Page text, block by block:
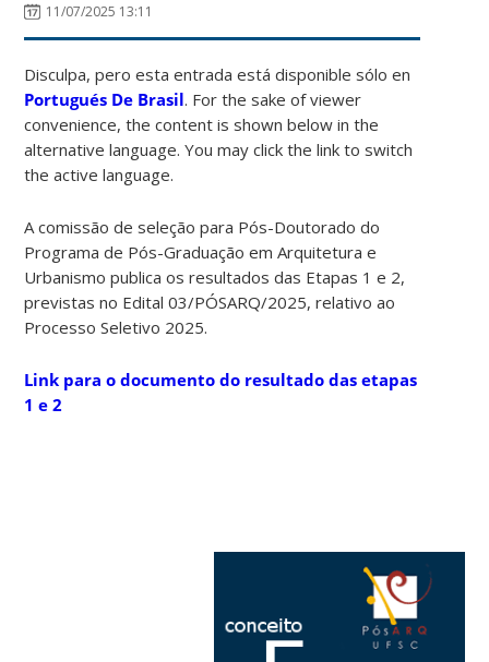
11/07/2025 13:11
Disculpa, pero esta entrada está disponible sólo en
Portugués De Brasil. For the sake of viewer
convenience, the content is shown below in the
alternative language. You may click the link to switch
the active language.
A comissão de seleção para Pós-Doutorado do
Programa de Pós-Graduação em Arquitetura e
Urbanismo publica os resultados das Etapas 1 e 2,
previstas no Edital 03/PÓSARQ/2025, relativo ao
Processo Seletivo 2025.
Link para o documento do resultado das etapas
1 e 2